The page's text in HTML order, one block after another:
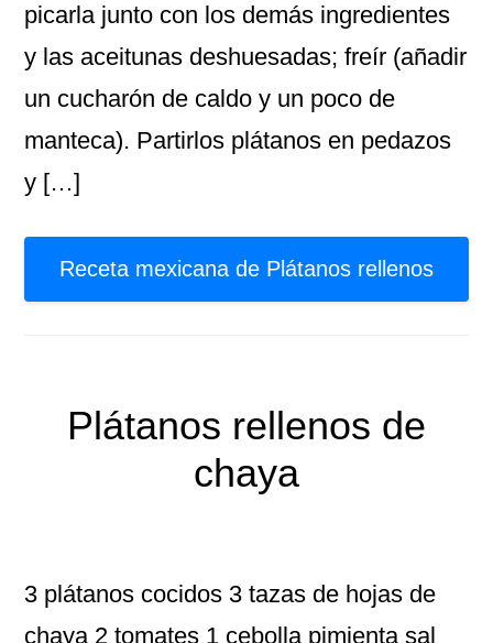
picarla junto con los demás ingredientes
y las aceitunas deshuesadas; freír (añadir
un cucharón de caldo y un poco de
manteca). Partirlos plátanos en pedazos
y […]
Receta mexicana de Plátanos rellenos
Plátanos rellenos de
chaya
3 plátanos cocidos 3 tazas de hojas de
chaya 2 tomates 1 cebolla pimienta sal